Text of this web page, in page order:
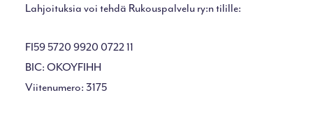
Lahjoituksia voi tehdä Rukouspalvelu ry:n tilille:
FI59 5720 9920 0722 11
BIC: OKOYFIHH
Viitenumero: 3175